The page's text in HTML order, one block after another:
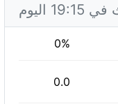
اليوم
0%
0.0